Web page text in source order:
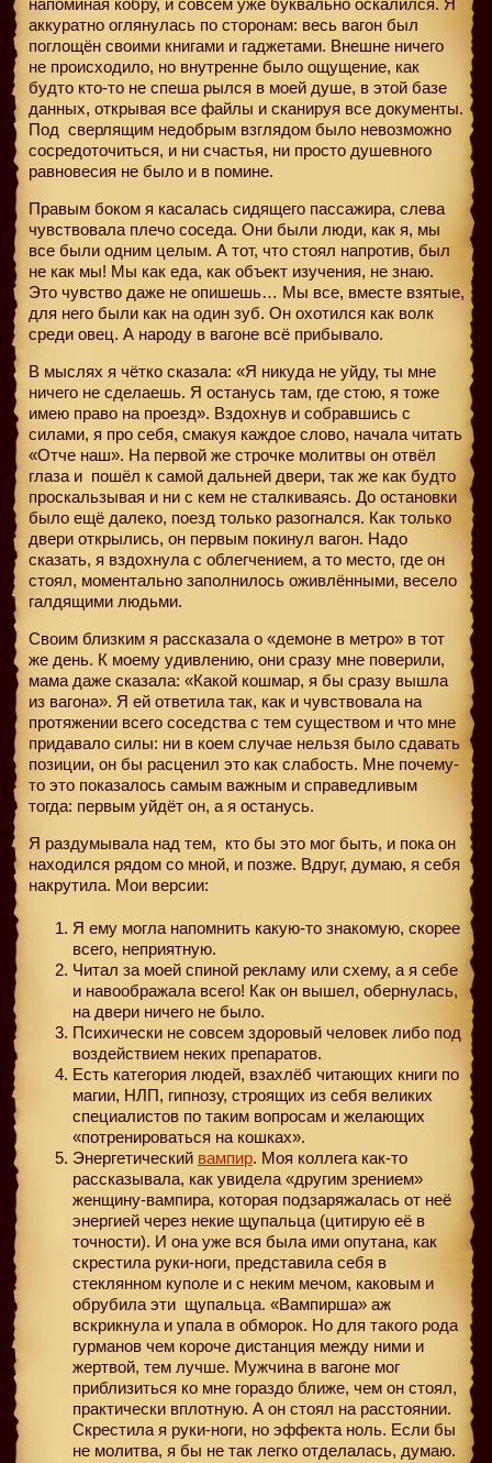
аккуратно оглянулась по сторонам: весь вагон был
поглощён своими книгами и гаджетами. Внешне ничего
не происходило, но внутренне было ощущение, как
будто кто-то не спеша рылся в моей душе, в этой базе
данных, открывая все файлы и сканируя все документы.
Под сверлящим недобрым взглядом было невозможно
сосредоточиться, и ни счастья, ни просто душевного
равновесия не было и в помине.
Правым боком я касалась сидящего пассажира, слева
чувствовала плечо соседа. Они были люди, как я, мы
все были одним целым. А тот, что стоял напротив, был
не как мы! Мы как еда, как объект изучения, не знаю.
Это чувство даже не опишешь… Мы все, вместе взятые,
для него были как на один зуб. Он охотился как волк
среди овец. А народу в вагоне всё прибывало.
В мыслях я чётко сказала: «Я никуда не уйду, ты мне
ничего не сделаешь. Я останусь там, где стою, я тоже
имею право на проезд». Вздохнув и собравшись с
силами, я про себя, смакуя каждое слово, начала читать
«Отче наш». На первой же строчке молитвы он отвёл
глаза и пошёл к самой дальней двери, так же как будто
проскальзывая и ни с кем не сталкиваясь. До остановки
было ещё далеко, поезд только разогнался. Как только
двери открылись, он первым покинул вагон. Надо
сказать, я вздохнула с облегчением, a то место, где он
стоял, моментально заполнилось оживлёнными, весело
галдящими людьми.
Своим близким я рассказала о «демоне в метро» в тот
же день. К моему удивлению, они сразу мне поверили,
мама даже сказала: «Какой кошмар, я бы сразу вышла
из вагона». Я ей ответила так, как и чувствовала на
протяжении всего соседства с тем существом и что мне
придавало силы: ни в коем случае нельзя было сдавать
позиции, он бы расценил это как слабость. Мне почему-
то это показалось самым важным и справедливым
тогда: первым уйдёт он, а я останусь.
Я раздумывала над тем, кто бы это мог быть, и пока он
находился рядом со мной, и позже. Вдруг, думаю, я себя
накрутила. Мои версии:
Я ему могла напомнить какую-то знакомую, скорее
всего, неприятную.
Читал за моей спиной рекламу или схему, а я себе
и навоoбражала всего! Как он вышел, обернулась,
на двери ничего не было.
Психически не совсем здоровый человек либо под
воздействием неких препаратов.
Есть категория людей, взахлёб читающих книги по
магии, НЛП, гипнозу, строящих из себя великих
специалистов по таким вопросам и желающих
«потренироваться на кошках».
Энергетический вампир. Моя коллега как-то
рассказывала, как увидела «другим зрением»
женщину-вампира, которая подзаряжалась от неё
энергией через некие щупальца (цитирую её в
точности). И она уже вся была ими опутана, как
скрестила руки-ноги, представила себя в
стеклянном куполе и с неким мечом, каковым и
обрубила эти щупальца. «Вампирша» аж
вскрикнула и упала в обморок. Но для такого рода
гурманов чем короче дистанция между ними и
жертвой, тем лучше. Мужчина в вагоне мог
приблизиться ко мне гораздо ближе, чем он стоял,
практически вплотную. А он стоял на расстоянии.
Скрестила я руки-ноги, но эффекта ноль. Если бы
не молитва, я бы не так легко отделалась, думаю.